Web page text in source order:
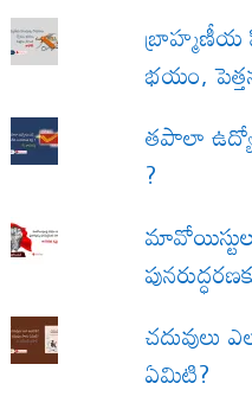
బ్రాహ్మణీయ
భయం,
త‌పాలా
?
చదువులు
ఏమిటి?